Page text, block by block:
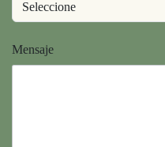
Mensaje